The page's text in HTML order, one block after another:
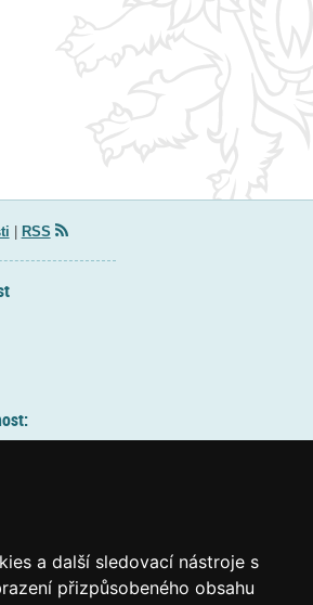
a další sledovací nástroje s
přizpůsobeného obsahu
RSS